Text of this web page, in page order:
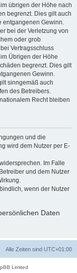
übrigen der Höhe nach
begrenzt. Dies gilt auch
Gewinn.
bei der Verletzung von
oder grob
Vertragsschluss
Übrigen der Höhe
begrenzt. Dies gilt
Gewinn.
sinngemäß auch
des Betreibers.
Recht bleiben
und die
wird dem Nutzer per E-
Im Falle
und dem Nutzer
wenn der Nutzer
Daten
Alle Zeiten sind UTC+01:00
Limited